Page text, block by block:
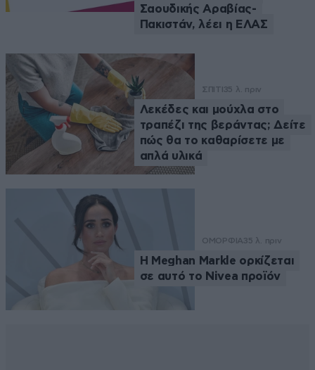
Σαουδικής Αραβίας-
Πακιστάν, λέει η ΕΛΑΣ
ΣΠΙΤΙ35 λ. πριν
Λεκέδες και μούχλα στο
τραπέζι της βεράντας; Δείτε
πώς θα το καθαρίσετε με
απλά υλικά
ΟΜΟΡΦΙΑ35 λ. πριν
Η Meghan Markle ορκίζεται
σε αυτό το Nivea προϊόν